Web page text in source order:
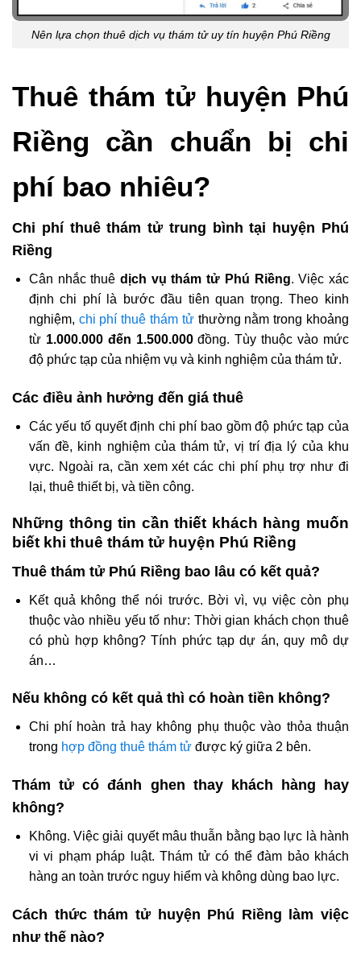
Nên lựa chọn thuê dịch vụ thám tử uy tín huyện Phú Riềng
Thuê thám tử huyện Phú
Riềng cần chuẩn bị chi
phí bao nhiêu?
Chi phí thuê thám tử trung bình tại huyện Phú
Riềng
Cân nhắc thuê dịch vụ thám tử Phú Riềng. Việc xác
định chi phí là bước đầu tiên quan trọng. Theo kinh
nghiệm, chi phí thuê thám tửthường nằm trong khoảng
từ 1.000.000 đến 1.500.000đồng. Tùy thuộc vào mức
độ phức tạp của nhiệm vụ và kinh nghiệm của thám tử.
Các điều ảnh hưởng đến giá thuê
Các yếu tố quyết định chi phí bao gồm độ phức tạp của
vấn đề, kinh nghiệm của thám tử, vị trí địa lý của khu
vực. Ngoài ra, cần xem xét các chi phí phụ trợ như đi
lại, thuê thiết bị, và tiền công.
Những thông tin cần thiết khách hàng muốn
biết khi thuê thám tử huyện Phú Riềng
Thuê thám tử Phú Riềng bao lâu có kết quả?
Kết quả không thể nói trước. Bời vì, vụ việc còn phụ
thuộc vào nhiều yếu tố như: Thời gian khách chọn thuê
có phù hợp không? Tính phức tạp dự án, quy mô dự
án…
Nếu không có kết quả thì có hoàn tiền không?
Chi phí hoàn trả hay không phụ thuộc vào thỏa thuận
trong hợp đồng thuê thám tửđược ký giữa 2 bên.
Thám tử có đánh ghen thay khách hàng hay
không?
Không. Việc giải quyết mâu thuẫn bằng bạo lực là hành
vi vi phạm pháp luật. Thám tử có thể đàm bảo khách
hàng an toàn trước nguy hiểm và không dùng bao lực.
Cách thức thám tử huyện Phú Riềng làm việc
như thế nào?